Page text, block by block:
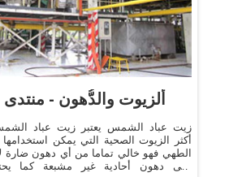
ألزيوت والدُّهون - منتدى
أكثر الزيوت الصحية التي يمكن
الطهي فهو خالي تماما من أي دهون ضارة
على دهون أحادية غير مشبعة كما